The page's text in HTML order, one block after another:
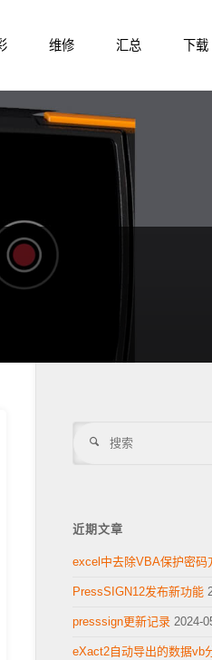
维修 汇总 下载
搜
近期文章
excel中去除VBA保护密码
PressSIGN12发布新功能
presssign更新记录 2024-
eXact2自动导出的数据vb